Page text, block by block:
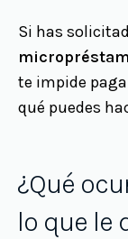
Si has
te impide
qué puedes
¿Qué
lo que le